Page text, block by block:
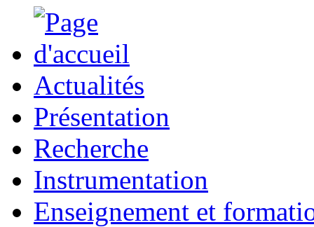
Actualités
Présentation
Recherche
Instrumentation
Enseignement et